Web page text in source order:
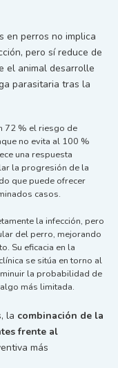
en perros no implica
pero sí reduce de
el animal desarrolle
parasitaria tras la
72 % el riesgo de
no evita al 100 %
una respuesta
la progresión de la
que puede ofrecer
casos.
la infección, pero
del perro, mejorando
Su eficacia en la
se sitúa en torno al
la probabilidad de
más limitada.
la combinación de la
frente al
más